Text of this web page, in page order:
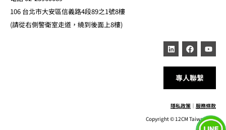
106 台北市大安區信義路4段89之1號8樓
(請從右側警衛室走道，繞到後面上8樓)
專人聯繫
隱私政策 ｜ 服務條款
Copyright © 12CM Taiwan Inc.